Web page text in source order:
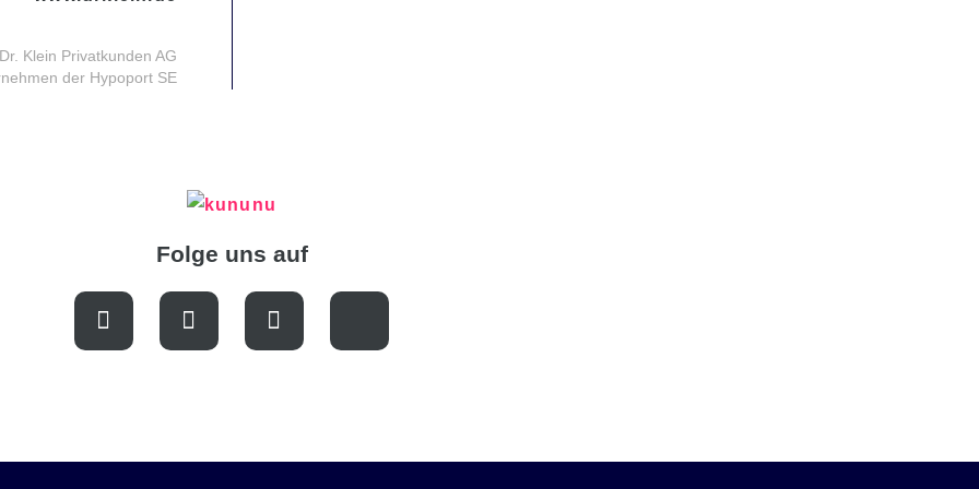
Dr. Klein Privatkunden AG
der Hypoport SE
Folge uns auf